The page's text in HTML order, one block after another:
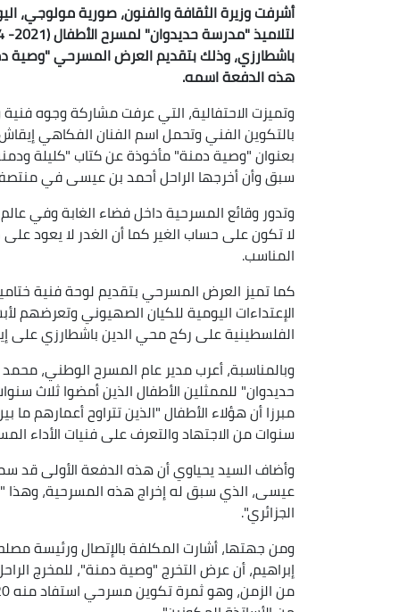
أشرفت وزيرة الثقافة والفنون، صورية مولوجي،
باشطارزي، وذلك بتقديم العرض المسرحي "وصية
هذه الدفعة اسمه.
وتميزت الاحتفالية، التي عرفت مشاركة وجوه
بالتكوين الفني وتحمل اسم الفنان الفكاهي
بعنوان "وصية دمنة" مأخوذة عن كتاب "كليلة
سبق وأن أخرجها الراحل أحمد بن عيسى في
وتدور وقائع المسرحية داخل فضاء الغابة وفي
لا تكون على حساب الغير كما أن الغدر لا يعود
المناسب.
كما تميز العرض المسرحي بتقديم لوحة فنية
الإعتداءات اليومية للكيان الصهيوني وتعرضهم
الفلسطينية على ركح محي الدين باشطارزي على
وبالمناسبة، أعرب مدير عام المسرح الوطني،
حديدوان" للممثلين الأطفال الذين أمضوا ثلاث
سنوات من الاجتهاد والتعرف على فنيات الأداء
وأضاف السيد يحياوي أن هذه الدفعة الأولى قد
عيسى، الذي سبق له إخراج هذه المسرحية، وهذا
الجزائري".
ومن جهتها، أشارت المكلفة بالإتصال ورئيسة
إبراهيم، أن عرض التخرج "وصية دمنة"، للمخرج